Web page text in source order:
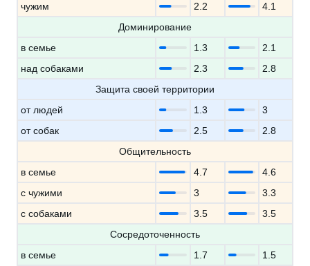
чужим
2.2
4.1
Доминирование
в семье
1.3
2.1
над собаками
2.3
2.8
Защита своей территории
от людей
1.3
3
от собак
2.5
2.8
Общительность
в семье
4.7
4.6
с чужими
3
3.3
с собаками
3.5
3.5
Сосредоточенность
в семье
1.7
1.5